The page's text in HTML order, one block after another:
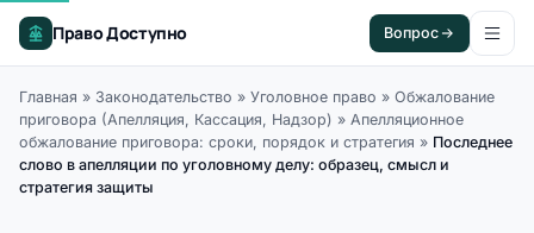
Право Доступно Вопрос
Главная » Законодательство » Уголовное право » Обжалование
приговора (Апелляция, Кассация, Надзор) » Апелляционное
обжалование приговора: сроки, порядок и стратегия » Последнее
слово в апелляции по уголовному делу: образец, смысл и
стратегия защиты